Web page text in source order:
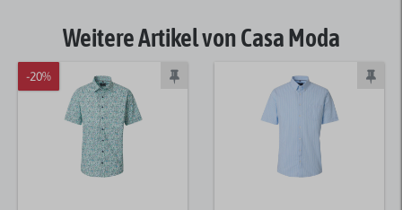
Weitere Artikel von Casa Moda
-20%